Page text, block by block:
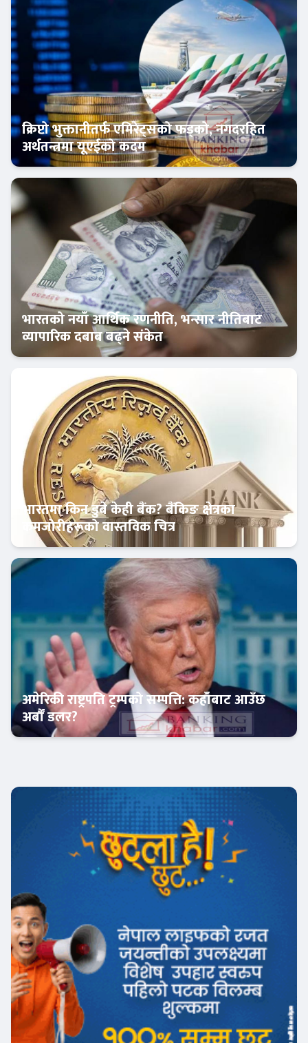
क्रिप्टो भुक्तानीतर्फ एमिरेट्सको फड्को, नगदरहित
अर्थतन्त्रमा यूएईको कदम
भारतको नयाँ आर्थिक रणनीति, भन्सार नीतिबाट
व्यापारिक दबाब बढ्ने संकेत
अन्तर्राष्ट्रिय बैंकिङ
भारतमा किन डुबे केही बैंक? बैंकिङ क्षेत्रका
कमजोरीहरूको वास्तविक चित्र
अमेरिकी राष्ट्रपति ट्रम्पको सम्पत्ति: कहाँबाट आउँछ
अर्बौं डलर?